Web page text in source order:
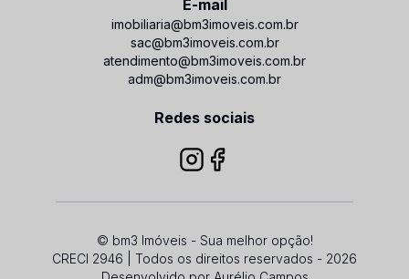
E-mail
imobiliaria@bm3imoveis.com.br
sac@bm3imoveis.com.br
atendimento@bm3imoveis.com.br
adm@bm3imoveis.com.br
Redes sociais
© bm3 Imóveis - Sua melhor opção!
CRECI 2946 | Todos os direitos reservados - 2026